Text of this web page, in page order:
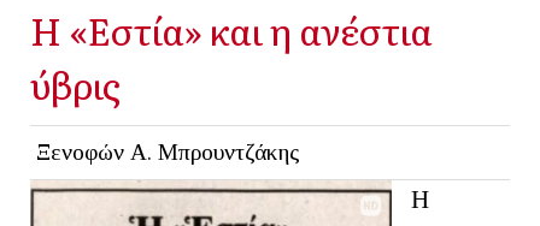
Η «Εστία» και η ανέστια
ύβρις
Ξενοφών Α. Μπρουντζάκης
Η